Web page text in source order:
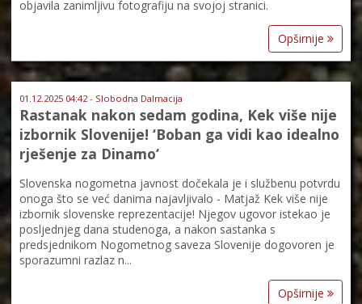
objavila zanimljivu fotografiju na svojoj stranici.
Opširnije
01.12.2025 04:42 - Slobodna Dalmacija
Rastanak nakon sedam godina, Kek više nije
izbornik Slovenije! ‘Boban ga vidi kao idealno
rješenje za Dinamo‘
Slovenska nogometna javnost dočekala je i službenu potvrdu
onoga što se već danima najavljivalo - Matjaž Kek više nije
izbornik slovenske reprezentacije! Njegov ugovor istekao je
posljednjeg dana studenoga, a nakon sastanka s
predsjednikom Nogometnog saveza Slovenije dogovoren je
sporazumni razlaz n...
Opširnije